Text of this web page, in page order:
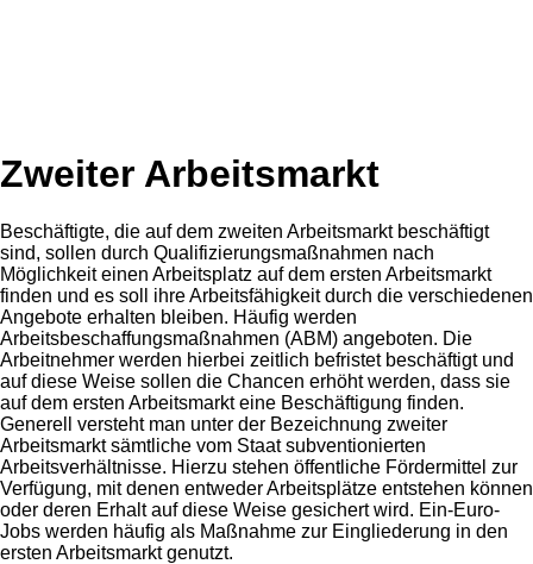
Zweiter Arbeitsmarkt
Beschäftigte, die auf dem zweiten Arbeitsmarkt beschäftigt
sind, sollen durch Qualifizierungsmaßnahmen nach
Möglichkeit einen Arbeitsplatz auf dem ersten Arbeitsmarkt
finden und es soll ihre Arbeitsfähigkeit durch die verschiedenen
Angebote erhalten bleiben. Häufig werden
Arbeitsbeschaffungsmaßnahmen (ABM) angeboten. Die
Arbeitnehmer werden hierbei zeitlich befristet beschäftigt und
auf diese Weise sollen die Chancen erhöht werden, dass sie
auf dem ersten Arbeitsmarkt eine Beschäftigung finden.
Generell versteht man unter der Bezeichnung zweiter
Arbeitsmarkt sämtliche vom Staat subventionierten
Arbeitsverhältnisse. Hierzu stehen öffentliche Fördermittel zur
Verfügung, mit denen entweder Arbeitsplätze entstehen können
oder deren Erhalt auf diese Weise gesichert wird. Ein-Euro-
Jobs werden häufig als Maßnahme zur Eingliederung in den
ersten Arbeitsmarkt genutzt.